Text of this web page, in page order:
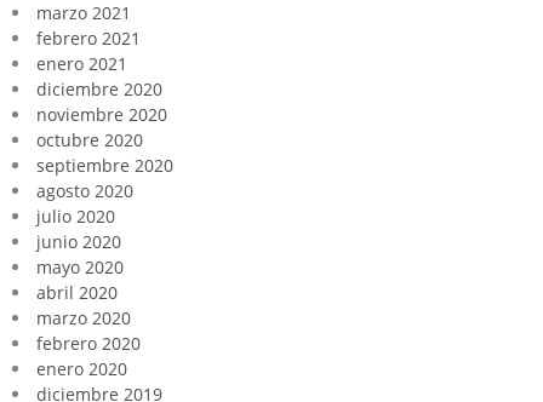
marzo 2021
febrero 2021
enero 2021
diciembre 2020
noviembre 2020
octubre 2020
septiembre 2020
agosto 2020
julio 2020
junio 2020
mayo 2020
abril 2020
marzo 2020
febrero 2020
enero 2020
diciembre 2019